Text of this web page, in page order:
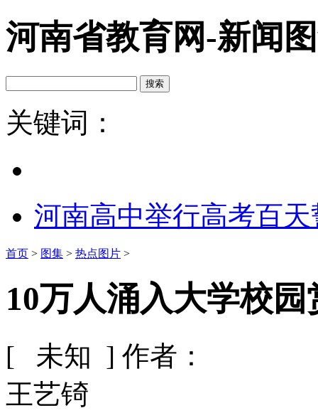
河南省教育网-新闻
关键词：
河南高中举行高考百
首页 > 图集 > 热点图片 >
10万人涌入大学校
[ 未知 ] 作者：
王艺锜